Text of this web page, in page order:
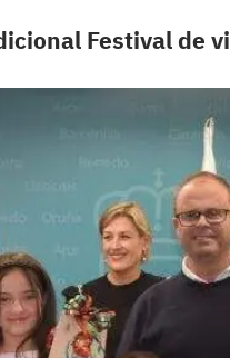
Festival de